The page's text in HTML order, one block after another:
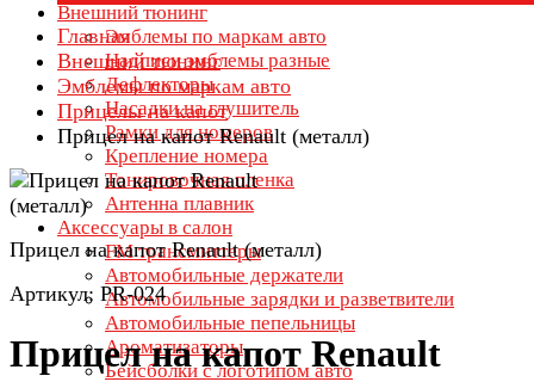
Внешний тюнинг
Эмблемы по маркам авто
Надписи эмблемы разные
Дефлекторы
Насадки на глушитель
Рамки для номеров
Крепление номера
Тонировочная пленка
Антенна плавник
Аксессуары в салон
FM трансмиттеры
Автомобильные держатели
Автомобильные зарядки и разветвители
Автомобильные пепельницы
Ароматизаторы
Бейсболки с логотипом авто
Главная
Внешний тюнинг
Эмблемы по маркам авто
Прицелы на капот
Прицел на капот Renault (металл)
Прицел на капот Renault (металл)
Артикул: PR-024
Прицел на капот Renault